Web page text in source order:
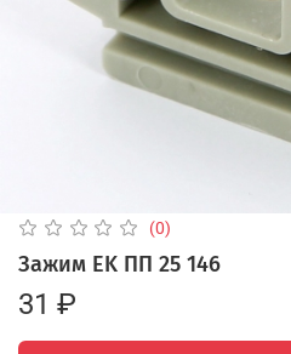
(0)
Зажим EK ПП 25 146
31 ₽